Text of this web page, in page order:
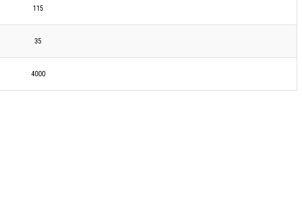
115
35
4000